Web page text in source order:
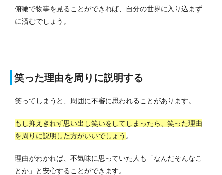
俯瞰で物事を見ることができれば、自分の世界に入り込まず
に済むでしょう。
笑った理由を周りに説明する
笑ってしまうと、周囲に不審に思われることがあります。
もし抑えきれず思い出し笑いをしてしまったら、笑った理由
を周りに説明した方がいいでしょう 。
理由がわかれば、不気味に思っていた人も「なんだそんなこ
とか」と安心することができます。